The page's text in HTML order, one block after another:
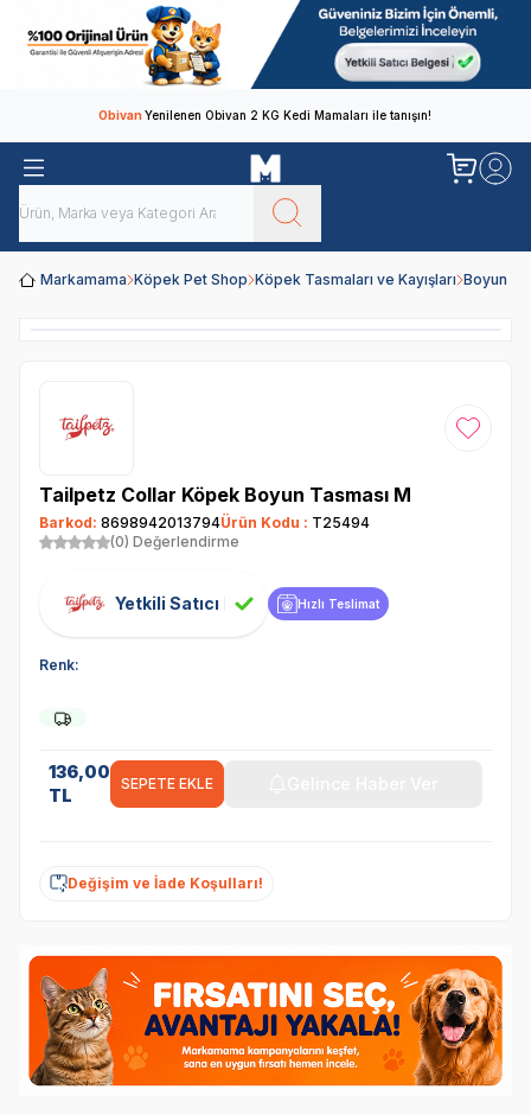
ObivanYenilenen Obivan 2 KG Kedi Mamaları ile tanışın!
Markamama Köpek Pet Shop Köpek Tasmaları ve Kayışları Boyun
Favoriye
Tailpetz Collar Köpek Boyun Tasması M
Barkod: 8698942013794Ürün Kodu : T25494
(0) Değerlendirme
Yetkili Satıcı Hızlı Teslimat
Renk:
136,00
TL
SEPETE EKLE
Değişim ve İade Koşulları!